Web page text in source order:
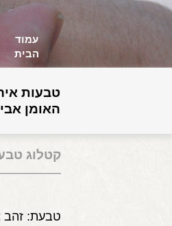
עמוד
הבית
טבעות
האומן
קטלוג
טבעת: זהב צהוב